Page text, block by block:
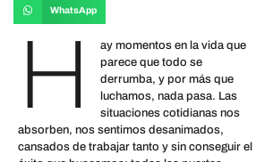
WhatsApp
H
ay momentos en la vida que
parece que todo se
derrumba, y por más que
luchamos, nada pasa. Las
situaciones cotidianas nos
absorben, nos sentimos desanimados,
cansados de trabajar tanto y sin conseguir el